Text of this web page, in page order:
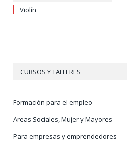
Violín
CURSOS Y TALLERES
Formación para el empleo
Areas Sociales, Mujer y Mayores
Para empresas y emprendedores